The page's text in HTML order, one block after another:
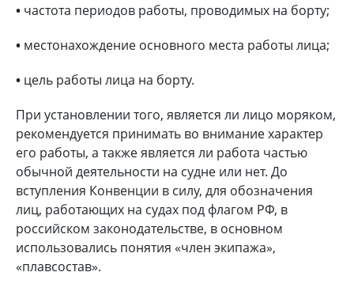
• частота периодов работы, проводимых на борту;
• местонахождение основного места работы лица;
• цель работы лица на борту.
При установлении того, является ли лицо моряком,
рекомендуется принимать во внимание характер
его работы, а также является ли работа частью
обычной деятельности на судне или нет. До
вступления Конвенции в силу, для обозначения
лиц, работающих на судах под флагом РФ, в
российском законодательстве, в основном
использовались понятия «член экипажа»,
«плавсостав».